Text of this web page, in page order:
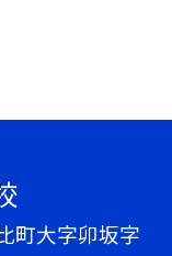
町大字卯坂字